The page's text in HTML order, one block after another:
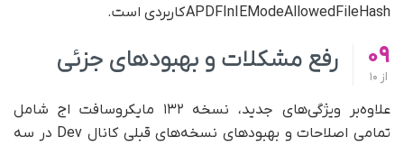
APDFInIEModeAllowedFileHash کاربردی است.
09
از
رفع مشکلات و بهبودهای جزئی
علاوه‌بر ویژگی‌های جدید، نسخه ۱۳۲ مایکروسافت اج شامل
تمامی اصلاحات و بهبودهای نسخه‌های قبلی کانال Dev در سه